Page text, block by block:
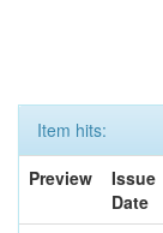
Item hits:
Preview
Issue
Date